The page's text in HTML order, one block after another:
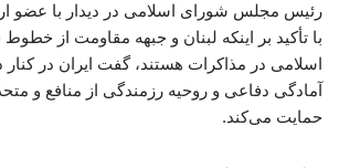
رئیس مجلس شورای اسلامی در دیدار با عضو
با تأکید بر اینکه لبنان و جبهه مقاومت از
اسلامی در مذاکرات هستند، گفت ایران در
آمادگی دفاعی و روحیه رزمندگی از منافع و
حمایت می‌کند.